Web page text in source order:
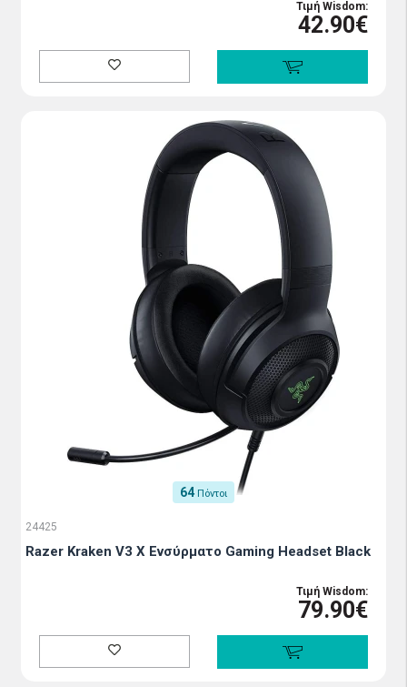
Τιμή Wisdom:
42.90€
64 Πόντοι
24425
Razer Kraken V3 X Ενσύρματο Gaming Headset Black
Τιμή Wisdom:
79.90€